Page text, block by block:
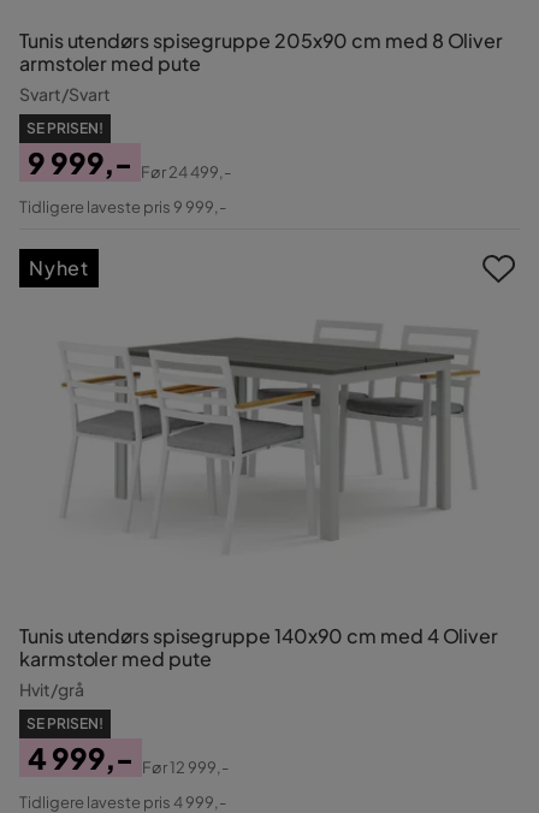
Tunis utendørs spisegruppe 205x90 cm med 8 Oliver
armstoler med pute
Svart/Svart
SE PRISEN!
Pris
9 999,-
Original
Før24 499,-
Tidligere laveste pris 9 999,-
Tunis utendørs spisegruppe 140x90 cm med 4 Oliver
karmstoler med pute
Hvit/grå
SE PRISEN!
Pris
4 999,-
Original
Før12 999,-
Tidligere laveste pris 4 999,-
Nyhet